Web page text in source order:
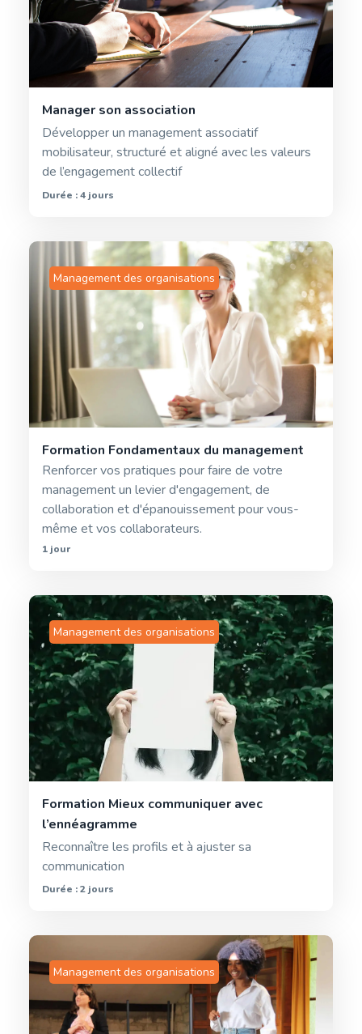
Manager son association
Développer un management associatif
mobilisateur, structuré et aligné avec les valeurs
de l’engagement collectif
Durée : 4 jours
Management des organisations
Formation Fondamentaux du management
Renforcer vos pratiques pour faire de votre
management un levier d'engagement, de
collaboration et d'épanouissement pour vous-
même et vos collaborateurs.
1 jour
Management des organisations
Formation Mieux communiquer avec
l’ennéagramme
Reconnaître les profils et à ajuster sa
communication
Durée : 2 jours
Management des organisations